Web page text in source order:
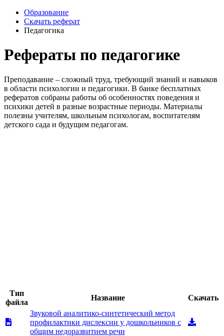
Образование
Скачать реферат
Педагогика
Рефераты по педагогике
Преподавание – сложный труд, требующий знаний и навыков
в области психологии и педагогики. В банке бесплатных
рефератов собраны работы об особенностях поведения и
психики детей в разные возрастные периоды. Материалы
полезны учителям, школьным психологам, воспитателям
детского сада и будущим педагогам.
Тип
файла
Название
Скачать
Звуковой аналитико-синтетический метод
профилактики дислексии у дошкольников с
общим недоразвитием речи